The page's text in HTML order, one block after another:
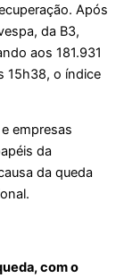
Após
da B3,
aos 181.931
15h38, o índice
empresas
da
da queda
com o